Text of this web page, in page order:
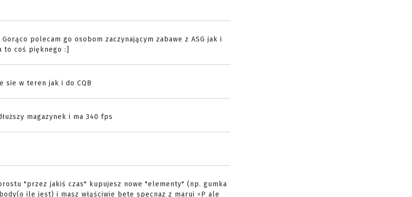
polecam go osobom zaczynającym zabawe z ASG jak i
to coś pięknego :]
sie w teren jak i do CQB
magazynek i ma 340 fps
"przez jakiś czas" kupujesz nowe "elementy" (np. gumka
ile jest) i masz włąściwie bete specnaz z marui =P ale